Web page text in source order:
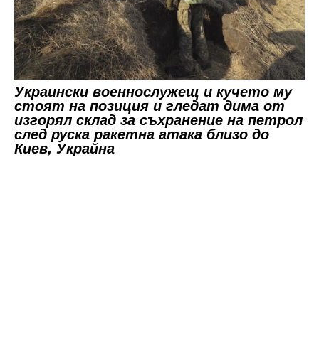
Украински военнослужещ и кучето му
стоят на позиция и гледат дима от
изгорял склад за съхранение на петрол
след руска ракетна атака близо до
Киев, Украйна